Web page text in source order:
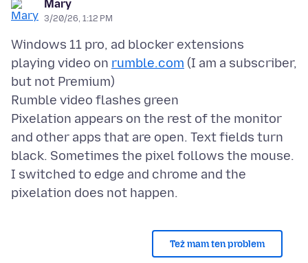
Mary
3/20/26, 1:12 PM
Windows 11 pro, ad blocker extensions
playing video on rumble.com (I am a subscriber,
but not Premium)
Rumble video flashes green
Pixelation appears on the rest of the monitor
and other apps that are open. Text fields turn
black. Sometimes the pixel follows the mouse.
I switched to edge and chrome and the
Też mam ten problem